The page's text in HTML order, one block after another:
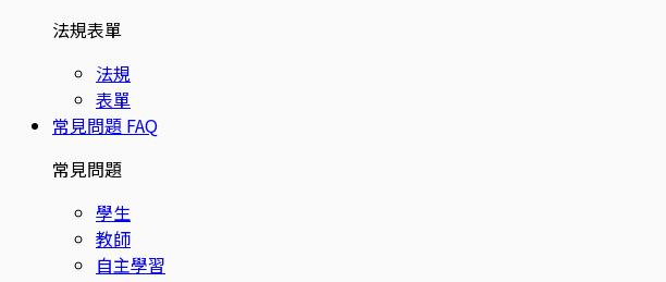
法規表單
法規
表單
常見問題 FAQ
常見問題
學生
教師
自主學習